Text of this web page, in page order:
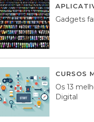
Gadgets
CURSOS
Os 13
Digital